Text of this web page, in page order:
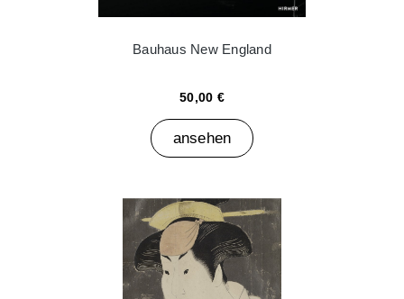
Bauhaus New England
50,00 €
ansehen